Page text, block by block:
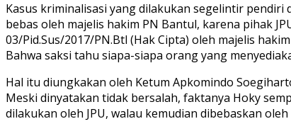
Kasus kriminalisasi yang dilakukan segelintir
bebas oleh majelis hakim PN Bantul, karena pihak
03/Pid.Sus/2017/PN.Btl (Hak Cipta) oleh majelis
Bahwa saksi tahu siapa-siapa orang yang
Hal itu diungkakan oleh Ketum Apkomindo
Meski dinyatakan tidak bersalah, faktanya Hoky
dilakukan oleh JPU, walau kemudian dibebaskan